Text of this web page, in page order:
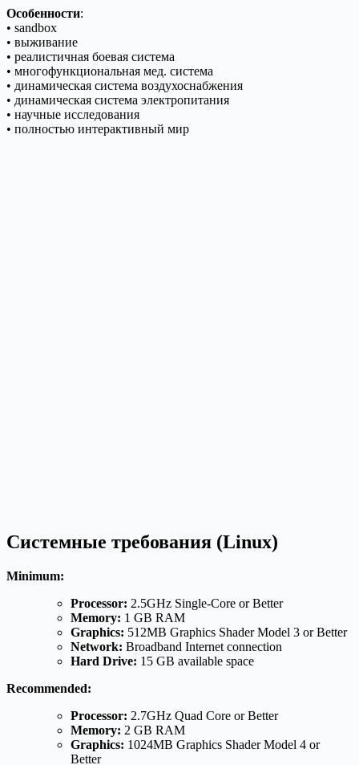
Особенности:
• sandbox
• выживание
• реалистичная боевая система
• многофункциональная мед. система
• динамическая система воздухоснабжения
• динамическая система электропитания
• научные исследования
• полностью интерактивный мир
Системные требования (Linux)
Minimum:
Processor: 2.5GHz Single-Core or Better
Memory: 1 GB RAM
Graphics: 512MB Graphics Shader Model 3 or Better
Network: Broadband Internet connection
Hard Drive: 15 GB available space
Recommended:
Processor: 2.7GHz Quad Core or Better
Memory: 2 GB RAM
Graphics: 1024MB Graphics Shader Model 4 or
Better